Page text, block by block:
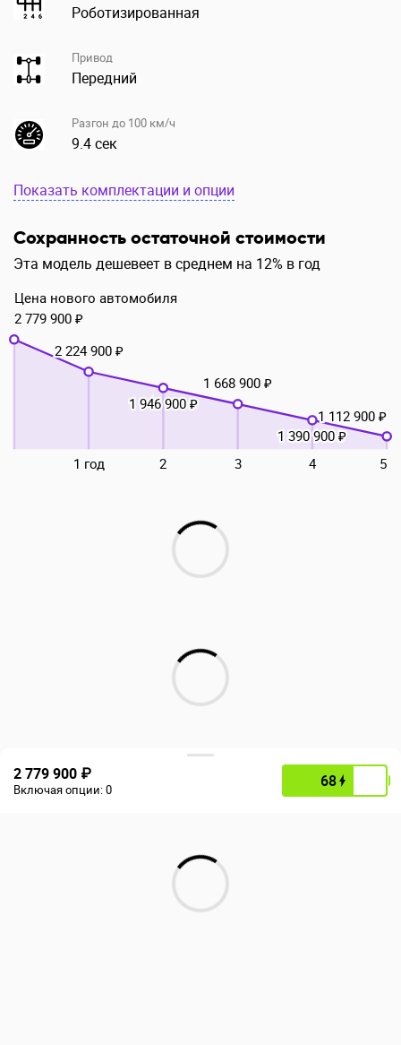
Роботизированная
Привод
Передний
Разгон до 100 км/ч
9.4 сек
Показать комплектации и опции
Сохранность остаточной стоимости
Эта модель дешевеет в среднем на 12% в год
1 год 2 3 4 5
Цена нового автомобиля
2 779 900 ₽
2 224 900 ₽
1 946 900 ₽
1 668 900 ₽
1 390 900 ₽
1 112 900 ₽
2 779 900 ₽
Включая опции:0 68